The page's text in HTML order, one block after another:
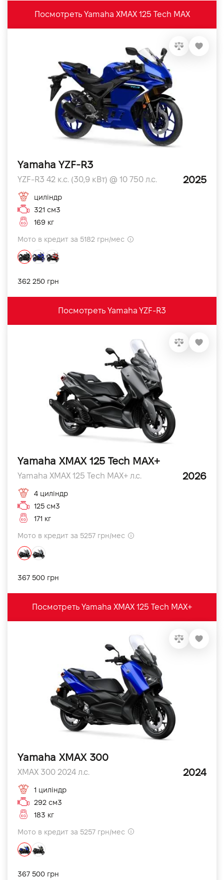
Посмотреть Yamaha XMAX 125 Tech MAX
Yamaha YZF-R3
YZF-R3 42 к.с. (30,9 кВт) @ 10 750 л.с. 2025
циліндр
321 см3
169 кг
Мото в кредит за 5182 грн/мес
362 250 грн
Посмотреть Yamaha YZF-R3
Yamaha XMAX 125 Tech MAX+
Yamaha XMAX 125 Tech MAX+ л.с. 2026
4 циліндр
125 см3
171 кг
Мото в кредит за 5257 грн/мес
367 500 грн
Посмотреть Yamaha XMAX 125 Tech MAX+
Yamaha XMAX 300
XMAX 300 2024 л.с. 2024
1 циліндр
292 см3
183 кг
Мото в кредит за 5257 грн/мес
367 500 грн